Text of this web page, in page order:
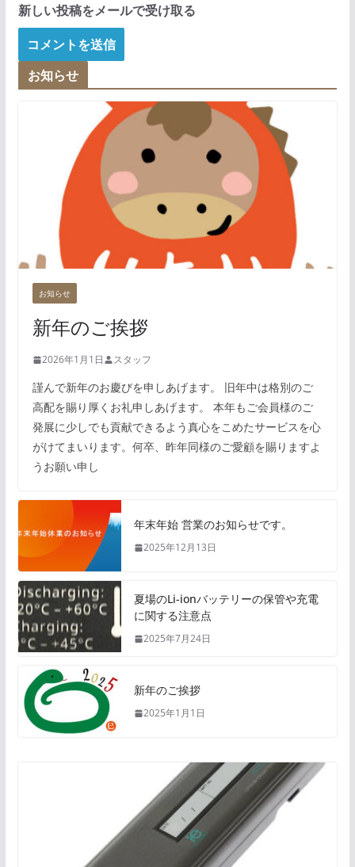
新しい投稿をメールで受け取る
お知らせ
お知らせ
新年のご挨拶
2026年1月1日 スタッフ
謹んで新年のお慶びを申しあげます。 旧年中は格別のご
高配を賜り厚くお礼申しあげます。 本年もご会員様のご
発展に少しでも貢献できるよう真心をこめたサービスを心
がけてまいります。何卒、昨年同様のご愛顧を賜りますよ
うお願い申し
年末年始 営業のお知らせです。
2025年12月13日
夏場のLi-ionバッテリーの保管や充電
に関する注意点
2025年7月24日
新年のご挨拶
2025年1月1日